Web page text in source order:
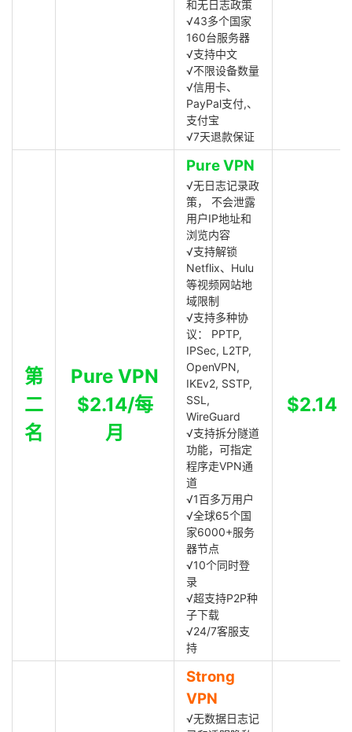
和无日志政策
√43多个国家
160台服务器
√支持中文
√不限设备数量
√信用卡、
PayPal支付,、
支付宝
√7天退款保证
第
二
名
Pure VPN
$2.14/每
月
Pure VPN
√无日志记录政
策， 不会泄露
用户IP地址和
浏览内容
√支持解锁
Netflix、Hulu
等视频网站地
域限制
√支持多种协
议： PPTP,
IPSec, L2TP,
OpenVPN,
IKEv2, SSTP,
SSL,
WireGuard
√支持拆分隧道
功能，可指定
程序走VPN通
道
√1百多万用户
√全球65个国
家6000+服务
器节点
√10个同时登
录
√超支持P2P种
子下载
√24/7客服支
持
$2.14
Strong
VPN
√无数据日志记